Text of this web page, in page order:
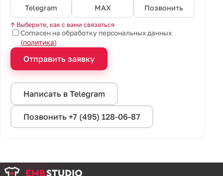
Telegram MAX Позвонить
↑ Выберите, как с вами связаться
Согласен на обработку персональных данных
(политика)
Отправить заявку
Написать в Telegram
Позвонить +7 (495) 128-06-87